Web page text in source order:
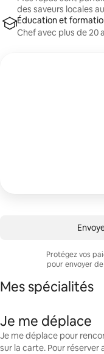
des saveurs locales
Éducation et
Chef avec plus de 20
Protégez vos
pour envoyer
Mes spécialités
Je me déplace
Je me déplace pour
sur la carte. Pour réserver